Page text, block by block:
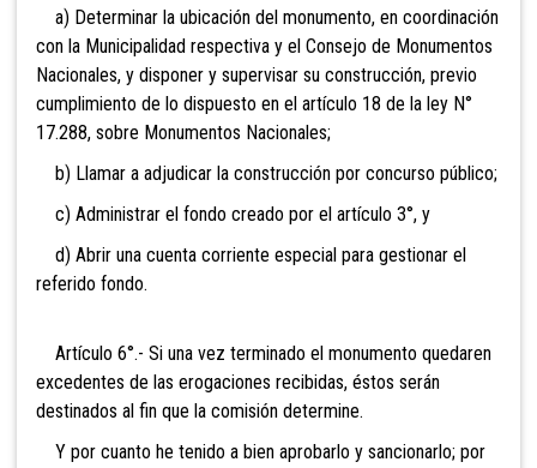
a) Determinar la ubicación del monumento, en coordinación
con la Municipalidad respectiva y el Consejo de Monumentos
Nacionales, y disponer y supervisar su construcción, previo
cumplimiento de lo dispuesto en el artículo 18 de la ley N°
17.288, sobre Monumentos Nacionales;
b) Llamar a adjudicar la construcción por concurso público;
c) Administrar el fondo creado por el artículo 3°, y
d) Abrir una cuenta corriente especial para gestionar el
referido fondo.
Artículo 6°.- Si una vez terminado el monumento quedaren
excedentes de las erogaciones recibidas, éstos serán
destinados al fin que la comisión determine.
Y por cuanto he tenido a bien aprobarlo y sancionarlo; por